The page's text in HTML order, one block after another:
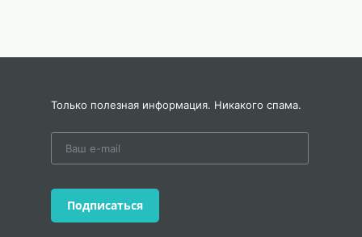
Только полезная информация. Никакого спама.
Подписаться